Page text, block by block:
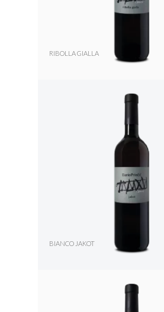
RIBOLLA GIALLA
BIANCO JAKOT